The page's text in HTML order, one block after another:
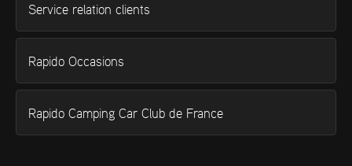
Service relation clients
Rapido Occasions
Rapido Camping Car Club de France